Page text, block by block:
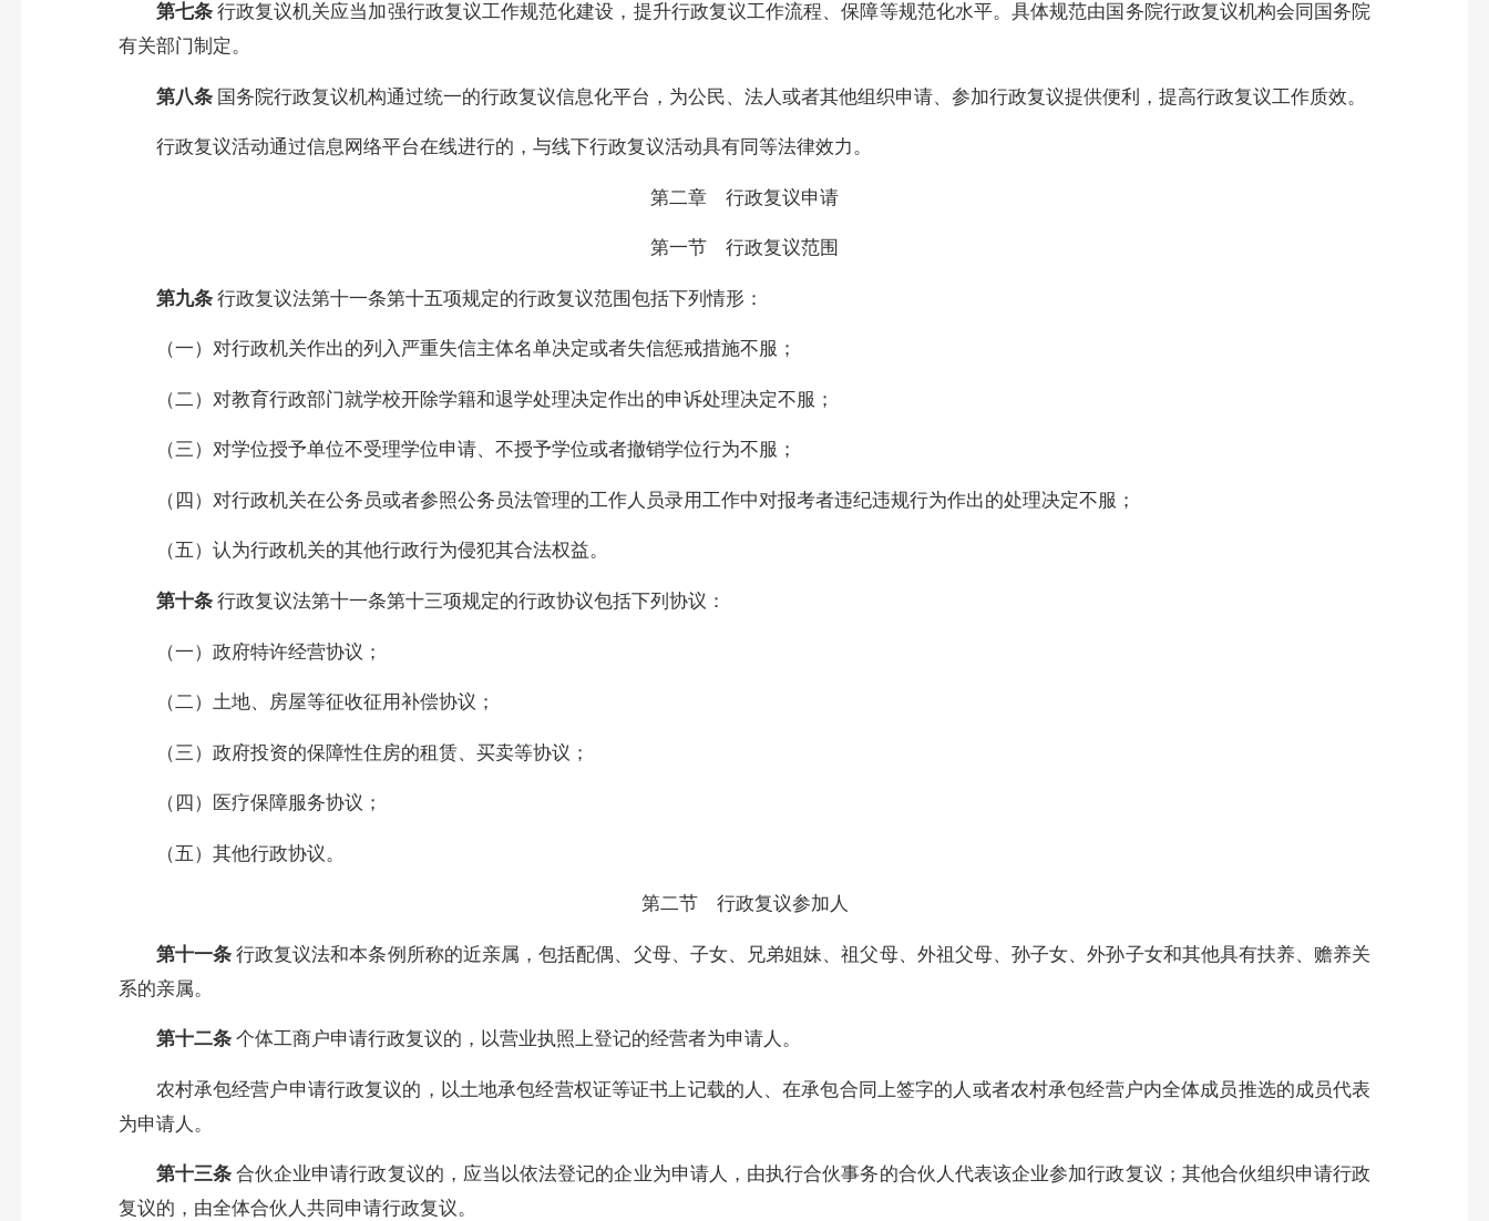
第七条 行政复议机关应当加强行政复议工作规范化建设，提升行政复议工作流程、保障等规范化水平。具体规范由国务院行政复议机构会同国务院
有关部门制定。
第八条 国务院行政复议机构通过统一的行政复议信息化平台，为公民、法人或者其他组织申请、参加行政复议提供便利，提高行政复议工作质效。
行政复议活动通过信息网络平台在线进行的，与线下行政复议活动具有同等法律效力。
第二章 行政复议申请
第一节 行政复议范围
第九条 行政复议法第十一条第十五项规定的行政复议范围包括下列情形：
（一）对行政机关作出的列入严重失信主体名单决定或者失信惩戒措施不服；
（二）对教育行政部门就学校开除学籍和退学处理决定作出的申诉处理决定不服；
（三）对学位授予单位不受理学位申请、不授予学位或者撤销学位行为不服；
（四）对行政机关在公务员或者参照公务员法管理的工作人员录用工作中对报考者违纪违规行为作出的处理决定不服；
（五）认为行政机关的其他行政行为侵犯其合法权益。
第十条 行政复议法第十一条第十三项规定的行政协议包括下列协议：
（一）政府特许经营协议；
（二）土地、房屋等征收征用补偿协议；
（三）政府投资的保障性住房的租赁、买卖等协议；
（四）医疗保障服务协议；
（五）其他行政协议。
第二节 行政复议参加人
第十一条 行政复议法和本条例所称的近亲属，包括配偶、父母、子女、兄弟姐妹、祖父母、外祖父母、孙子女、外孙子女和其他具有扶养、赡养关
系的亲属。
第十二条 个体工商户申请行政复议的，以营业执照上登记的经营者为申请人。
农村承包经营户申请行政复议的，以土地承包经营权证等证书上记载的人、在承包合同上签字的人或者农村承包经营户内全体成员推选的成员代表
为申请人。
第十三条 合伙企业申请行政复议的，应当以依法登记的企业为申请人，由执行合伙事务的合伙人代表该企业参加行政复议；其他合伙组织申请行政
复议的，由全体合伙人共同申请行政复议。